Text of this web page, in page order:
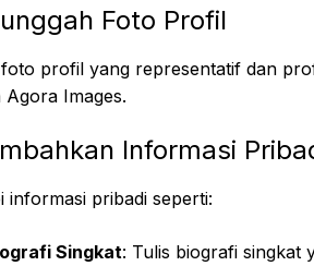
Foto Profil
profil yang representatif dan
Images.
Informasi
informasi pribadi seperti:
Singkat: Tulis biografi singkat